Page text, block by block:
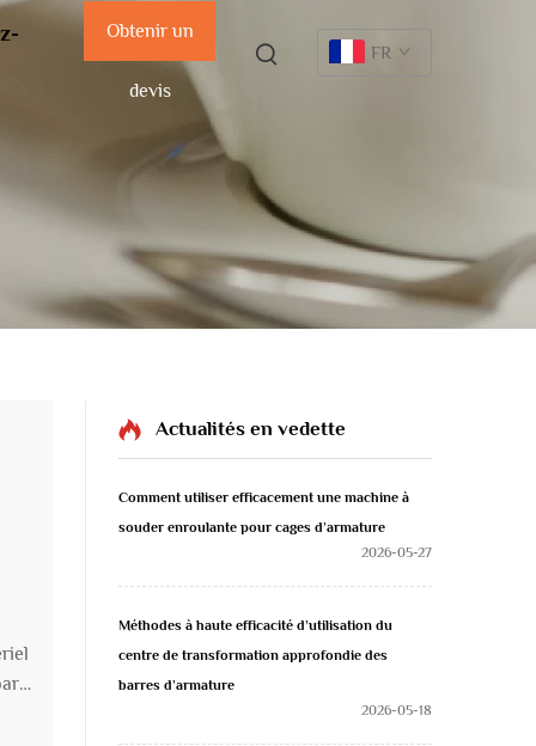
Obtenir un
devis
FR
Actualités en vedette
Comment utiliser efficacement une machine à
souder enroulante pour cages d’armature
2026-05-27
Méthodes à haute efficacité d’utilisation du
centre de transformation approfondie des
barres d’armature
2026-05-18